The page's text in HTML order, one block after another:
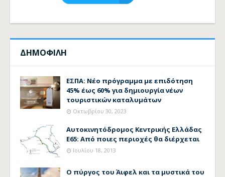
ΔΗΜΟΦΙΛΗ
ΕΣΠΑ: Νέο πρόγραμμα με επιδότηση
45% έως 60% για δημιουργία νέων
τουριστικών καταλυμάτων
Οκτωβρίου 30, 2023
Αυτοκινητόδρομος Κεντρικής Ελλάδας
Ε65: Από ποιες περιοχές θα διέρχεται
Ιουλίου 18, 2013
Ο πύργος του Άιφελ και τα μυστικά του